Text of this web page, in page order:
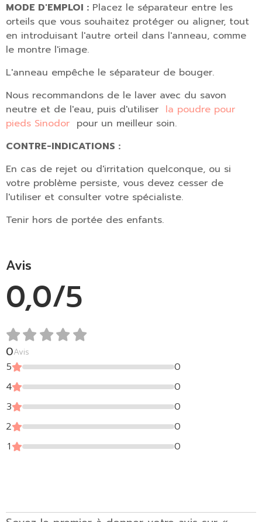
MODE D'EMPLOI : Placez le séparateur entre les
orteils que vous souhaitez protéger ou aligner, tout
en introduisant l'autre orteil dans l'anneau, comme
le montre l'image.
L'anneau empêche le séparateur de bouger.
Nous recommandons de le laver avec du savon
neutre et de l'eau, puis d'utiliser la poudre pour
pieds Sinodor pour un meilleur soin.
CONTRE-INDICATIONS :
En cas de rejet ou d'irritation quelconque, ou si
votre problème persiste, vous devez cesser de
l'utiliser et consulter votre spécialiste.
Tenir hors de portée des enfants.
Avis
0,0/5
0Avis
5
0
4
0
3
0
2
0
1
0